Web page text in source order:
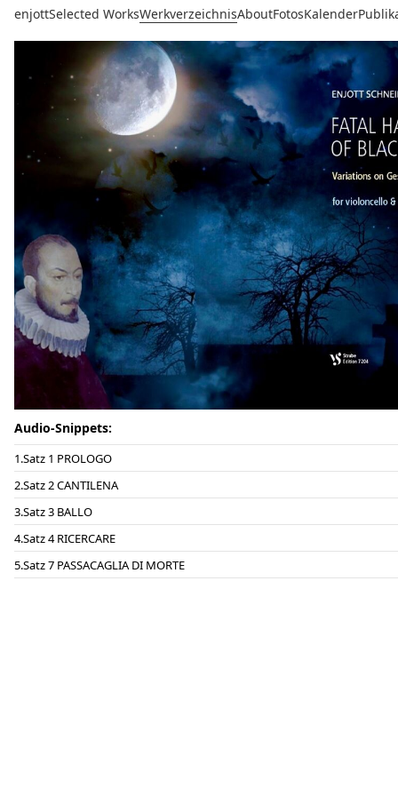
enjottSelected WorksWerkverzeichnisAboutFotosKalender
Audio-Snippets:
Satz 1 PROLOGO
Satz 2 CANTILENA
Satz 3 BALLO
Satz 4 RICERCARE
Satz 7 PASSACAGLIA DI MORTE